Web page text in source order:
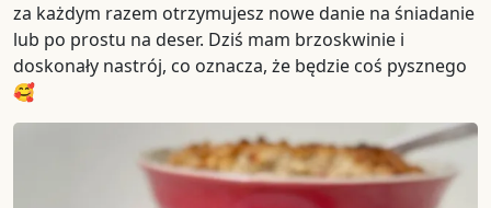
za każdym razem otrzymujesz nowe danie na śniadanie
lub po prostu na deser. Dziś mam brzoskwinie i
doskonały nastrój, co oznacza, że będzie coś pysznego
🥰